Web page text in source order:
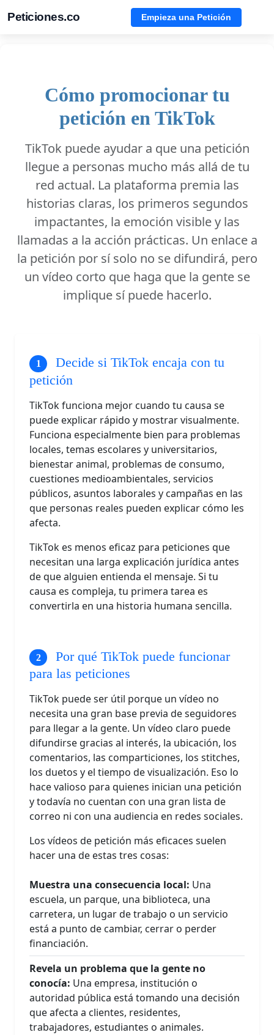
Peticiones.co Empieza una Petición
Cómo promocionar tu
petición en TikTok
TikTok puede ayudar a que una petición
llegue a personas mucho más allá de tu
red actual. La plataforma premia las
historias claras, los primeros segundos
impactantes, la emoción visible y las
llamadas a la acción prácticas. Un enlace a
la petición por sí solo no se difundirá, pero
un vídeo corto que haga que la gente se
implique sí puede hacerlo.
Decide si TikTok encaja con tu
petición
TikTok funciona mejor cuando tu causa se
puede explicar rápido y mostrar visualmente.
Funciona especialmente bien para problemas
locales, temas escolares y universitarios,
bienestar animal, problemas de consumo,
cuestiones medioambientales, servicios
públicos, asuntos laborales y campañas en las
que personas reales pueden explicar cómo les
afecta.
TikTok es menos eficaz para peticiones que
necesitan una larga explicación jurídica antes
de que alguien entienda el mensaje. Si tu
causa es compleja, tu primera tarea es
convertirla en una historia humana sencilla.
Por qué TikTok puede funcionar
para las peticiones
TikTok puede ser útil porque un vídeo no
necesita una gran base previa de seguidores
para llegar a la gente. Un vídeo claro puede
difundirse gracias al interés, la ubicación, los
comentarios, las comparticiones, los stitches,
los duetos y el tiempo de visualización. Eso lo
hace valioso para quienes inician una petición
y todavía no cuentan con una gran lista de
correo ni con una audiencia en redes sociales.
Los vídeos de petición más eficaces suelen
hacer una de estas tres cosas:
Muestra una consecuencia local: Una
escuela, un parque, una biblioteca, una
carretera, un lugar de trabajo o un servicio
está a punto de cambiar, cerrar o perder
financiación.
Revela un problema que la gente no
conocía: Una empresa, institución o
autoridad pública está tomando una decisión
que afecta a clientes, residentes,
trabajadores, estudiantes o animales.